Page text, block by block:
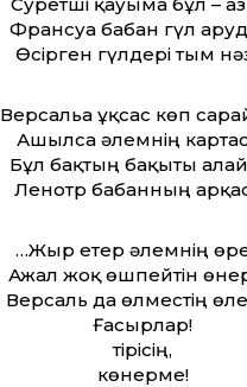
Франсуа бағбан гүл
Өсірген гүлдері тым
Версальға ұқсас көп
Ашылса әлемнің
Бұл бақтың бақыты
Ленотр бағбанның
…Жыр етер әлемнің
Ажал жоқ өшпейтін
Версаль да өлместің
Ғасырлар!
тірісің,
көнерме!